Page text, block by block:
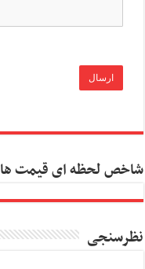
شاخص لحظه ای قیمت ها
نظرسنجی